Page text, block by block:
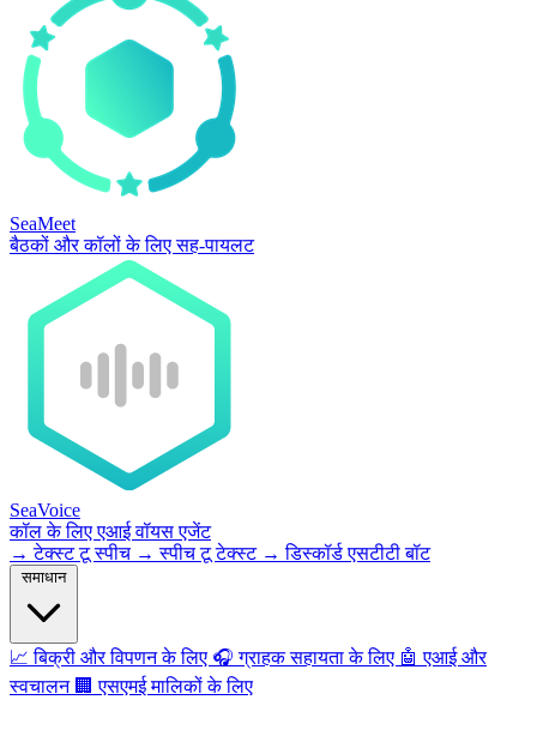
SeaMeet
बैठकों और कॉलों के लिए सह-पायलट
SeaVoice
कॉल के लिए एआई वॉयस एजेंट
→ टेक्स्ट टू स्पीच → स्पीच टू टेक्स्ट → डिस्कॉर्ड एसटीटी बॉट
समाधान
📈 बिक्री और विपणन के लिए 🎧 ग्राहक सहायता के लिए 🤖 एआई और
स्वचालन 🏢 एसएमई मालिकों के लिए